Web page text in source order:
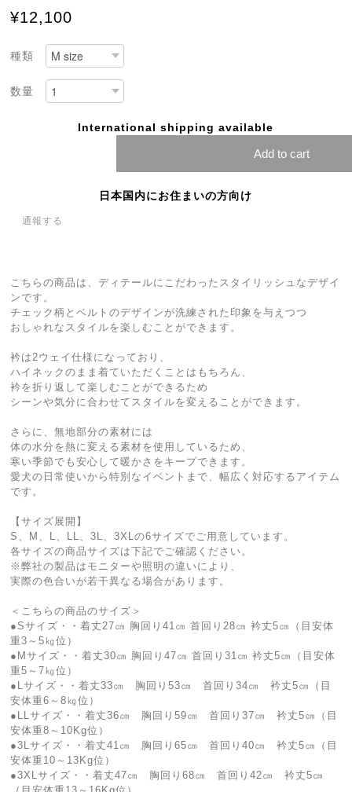
¥12,100
種類
数量
International shipping available
Add to cart
日本国内にお住まいの方向け
通報する
こちらの商品は、ディテールにこだわったスタイリッシュなデザイ
ンです。
チェック柄とベルトのデザインが洗練された印象を与えつつ
おしゃれなスタイルを楽しむことができます。
衿は2ウェイ仕様になっており、
ハイネックのまま着ていただくことはもちろん、
衿を折り返して楽しむことができるため
シーンや気分に合わせてスタイルを変えることができます。
さらに、無地部分の素材には
体の水分を熱に変える素材を使用しているため、
寒い季節でも安心して暖かさをキープできます。
愛犬の日常使いから特別なイベントまで、幅広く対応するアイテム
です。
【サイズ展開】
S、M、L、LL、3L、3XLの6サイズでご用意しています。
各サイズの商品サイズは下記でご確認ください。
※弊社の製品はモニターや照明の違いにより、
実際の色合いが若干異なる場合があります。
＜こちらの商品のサイズ＞
●Sサイズ・・着丈27㎝ 胸回り41㎝ 首回り28㎝ 衿丈5㎝（目安体
重3～5㎏位）
●Mサイズ・・着丈30㎝ 胸回り47㎝ 首回り31㎝ 衿丈5㎝（目安体
重5～7㎏位）
●Lサイズ・・着丈33㎝ 胸回り53㎝ 首回り34㎝ 衿丈5㎝（目
安体重6～8㎏位）
●LLサイズ・・着丈36㎝ 胸回り59㎝ 首回り37㎝ 衿丈5㎝（目
安体重8～10Kg位）
●3Lサイズ・・着丈41㎝ 胸回り65㎝ 首回り40㎝ 衿丈5㎝（目
安体重10～13Kg位）
●3XLサイズ・・着丈47㎝ 胸回り68㎝ 首回り42㎝ 衿丈5㎝